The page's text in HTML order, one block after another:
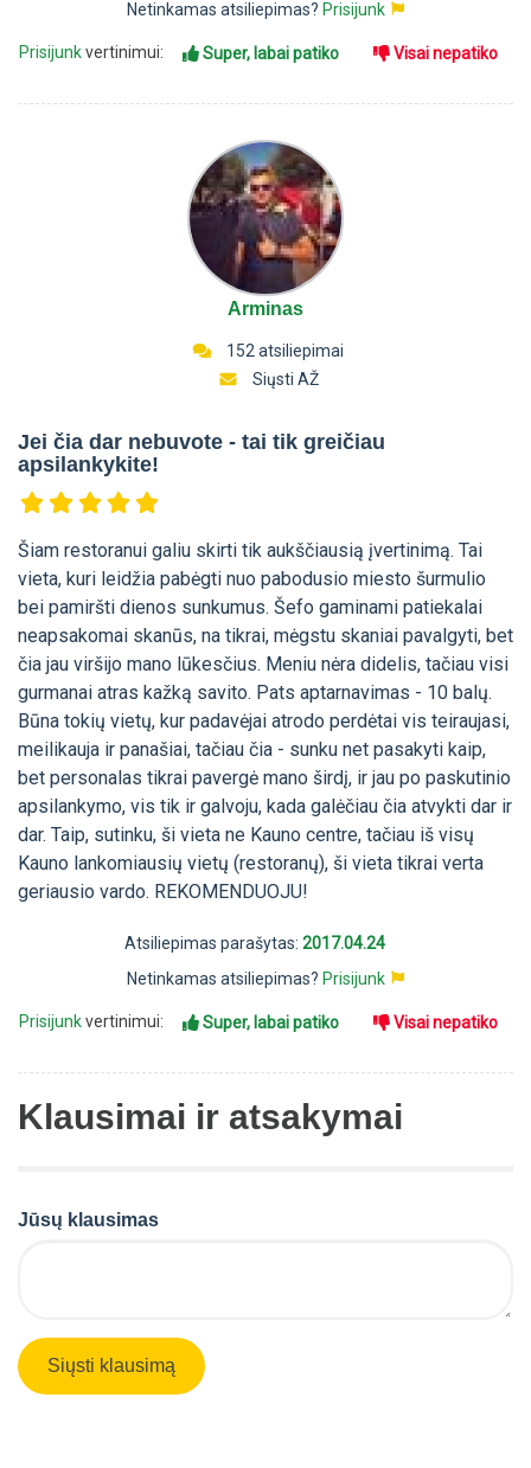
Netinkamas atsiliepimas? Prisijunk
Prisijunkvertinimui: Super, labai patiko Visai nepatiko
Arminas
152 atsiliepimai
Siųsti AŽ
Jei čia dar nebuvote - tai tik greičiau
apsilankykite!
Šiam restoranui galiu skirti tik aukščiausią įvertinimą. Tai
vieta, kuri leidžia pabėgti nuo pabodusio miesto šurmulio
bei pamiršti dienos sunkumus. Šefo gaminami patiekalai
neapsakomai skanūs, na tikrai, mėgstu skaniai pavalgyti, bet
čia jau viršijo mano lūkesčius. Meniu nėra didelis, tačiau visi
gurmanai atras kažką savito. Pats aptarnavimas - 10 balų.
Būna tokių vietų, kur padavėjai atrodo perdėtai vis teiraujasi,
meilikauja ir panašiai, tačiau čia - sunku net pasakyti kaip,
bet personalas tikrai pavergė mano širdį, ir jau po paskutinio
apsilankymo, vis tik ir galvoju, kada galėčiau čia atvykti dar ir
dar. Taip, sutinku, ši vieta ne Kauno centre, tačiau iš visų
Kauno lankomiausių vietų (restoranų), ši vieta tikrai verta
geriausio vardo. REKOMENDUOJU!
Atsiliepimas parašytas: 2017.04.24
Netinkamas atsiliepimas? Prisijunk
Prisijunkvertinimui: Super, labai patiko Visai nepatiko
Klausimai ir atsakymai
Jūsų klausimas